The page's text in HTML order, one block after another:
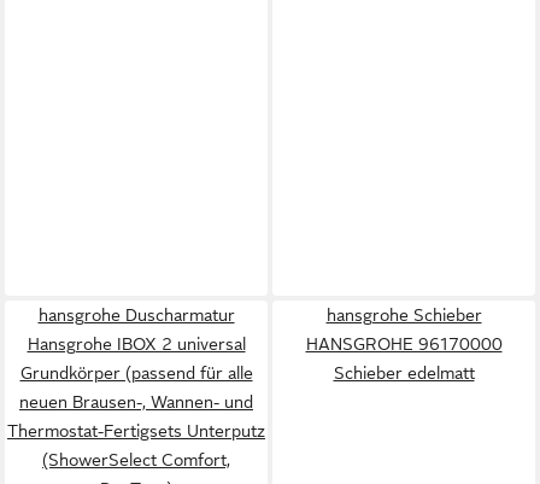
hansgrohe Duscharmatur
Hansgrohe IBOX 2 universal
Grundkörper (passend für alle
neuen Brausen-, Wannen- und
Thermostat-Fertigsets Unterputz
(ShowerSelect Comfort,
hansgrohe Schieber
HANSGROHE 96170000
Schieber edelmatt